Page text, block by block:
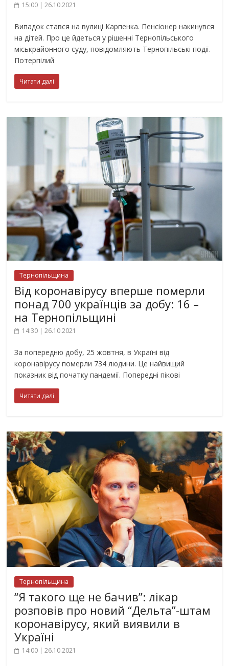
15:00 | 26.10.2021
Випадок стався на вулиці Карпенка. Пенсіонер накинувся
на дітей. Про це йдеться у рішенні Тернопільського
міськрайонного суду, повідомляють Тернопільські події.
Потерпілий
Читати далі
Тернопільщина
Від коронавірусу вперше померли
понад 700 українців за добу: 16 –
на Тернопільщині
14:30 | 26.10.2021
За попередню добу, 25 жовтня, в Україні від
коронавірусу померли 734 людини. Це найвищий
показник від початку пандемії. Попередні пікові
Читати далі
Тернопільщина
“Я такого ще не бачив”: лікар
розповів про новий “Дельта”-штам
коронавірусу, який виявили в
Україні
14:00 | 26.10.2021